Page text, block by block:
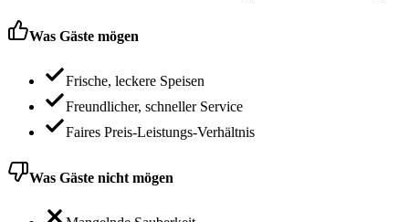
Was Gäste mögen
Frische, leckere Speisen
Freundlicher, schneller Service
Faires Preis-Leistungs-Verhältnis
Was Gäste nicht mögen